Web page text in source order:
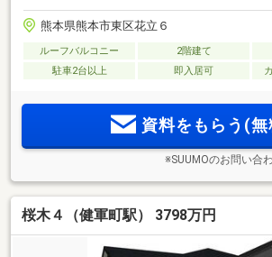
熊本県熊本市東区花立６
ルーフバルコニー 2階建て
駐車2台以上
即入居可
資料をもらう(無
※SUUMOのお問い合
桜木４（健軍町駅） 3798万円